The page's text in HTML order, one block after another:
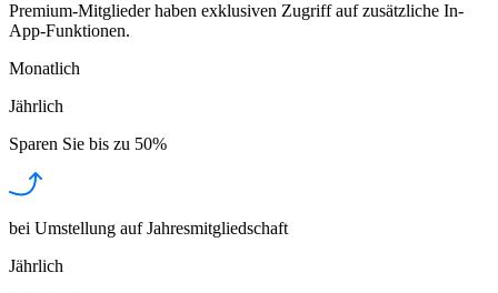
Premium-Mitglieder haben exklusiven Zugriff auf zusätzliche In-
App-Funktionen.
Monatlich
Jährlich
Sparen Sie bis zu 50%
bei Umstellung auf Jahresmitgliedschaft
Jährlich